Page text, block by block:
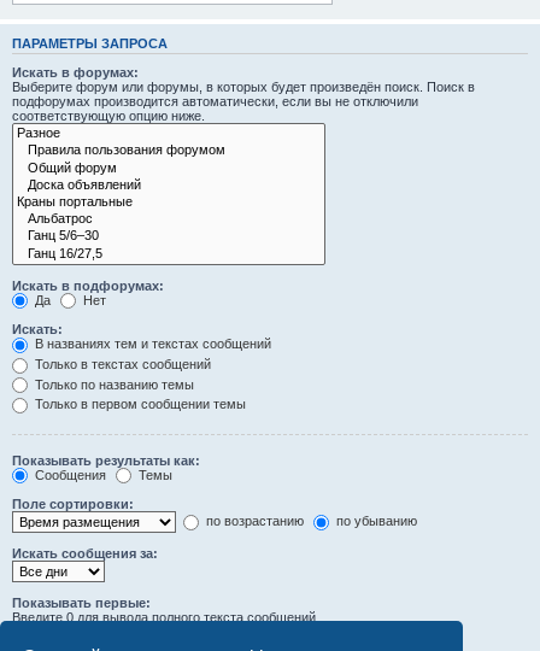
ПАРАМЕТРЫ ЗАПРОСА
Искать в форумах:
Выберите форум или форумы, в которых будет произведён поиск. Поиск в
подфорумах производится автоматически, если вы не отключили
соответствующую опцию ниже.
Искать в подфорумах:
Да
Нет
Искать:
В названиях тем и текстах сообщений
Только в текстах сообщений
Только по названию темы
Только в первом сообщении темы
Показывать результаты как:
Сообщения
Темы
Поле сортировки:
по возрастанию
по убыванию
Искать сообщения за:
Показывать первые:
Введите 0 для вывода полного текста сообщений.